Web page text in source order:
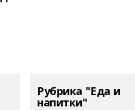
Рубрика "Еда и
напитки"